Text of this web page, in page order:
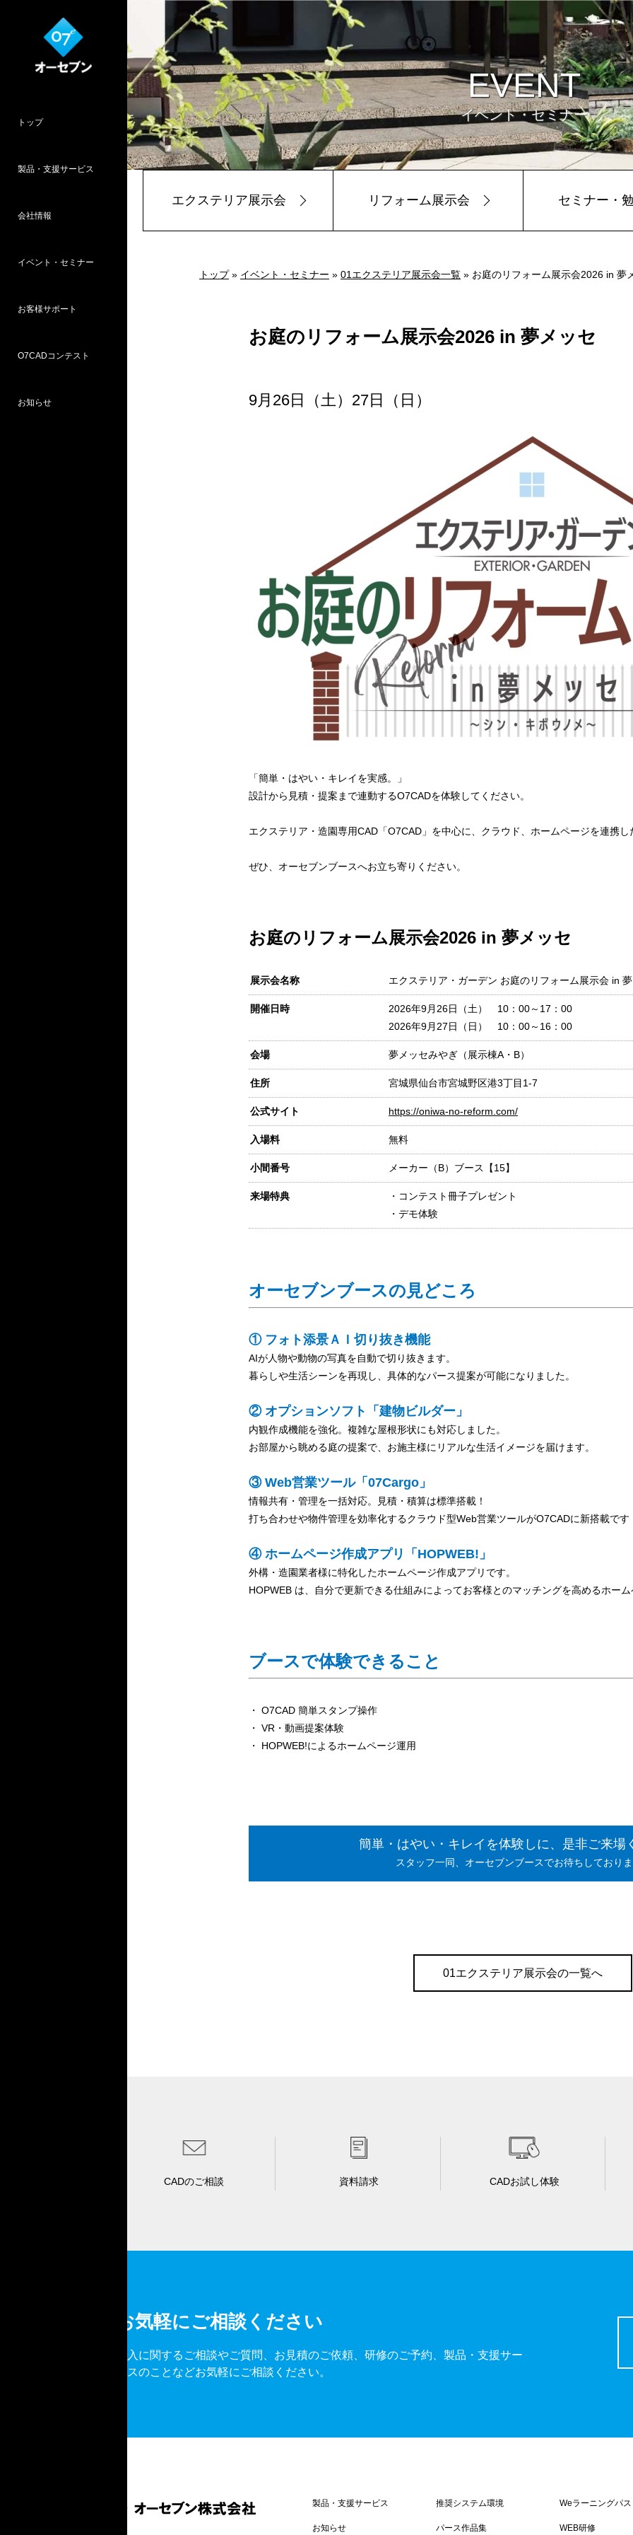
トップ
製品・支援サービス
会社情報
イベント・セミナー
お客様サポート
O7CADコンテスト
お知らせ
EVENT
イベント・セミナー
エクステリア展示会 リフォーム展示会 セミナー・
トップ» イベント・セミナー » 01エクステリア展示会一覧 » お庭のリフォーム展示会2026 in 夢
お庭のリフォーム展示会2026 in 夢メッセ
9月26日（土）27日（日）
「簡単・はやい・キレイを実感。」
設計から見積・提案まで連動するO7CADを体験してください。
エクステリア・造園専用CAD「O7CAD」を中心に、クラウド、ホームページを連携
ぜひ、オーセブンブースへお立ち寄りください。
お庭のリフォーム展示会2026 in 夢メッセ
展示会名称 エクステリア・ガーデン お庭のリフォーム展示会 in
開催日時
2026年9月26日（土） 10：00～17：00
2026年9月27日（日） 10：00～16：00
会場 夢メッセみやぎ（展示棟A・B）
住所 宮城県仙台市宮城野区港3丁目1-7
公式サイト https://oniwa-no-reform.com/
入場料 無料
小間番号 メーカー（B）ブース【15】
来場特典
・コンテスト冊子プレゼント
・デモ体験
オーセブンブースの見どころ
① フォト添景ＡＩ切り抜き機能
AIが人物や動物の写真を自動で切り抜きます。
暮らしや生活シーンを再現し、具体的なパース提案が可能になりました。
② オプションソフト「建物ビルダー」
内観作成機能を強化。複雑な屋根形状にも対応しました。
お部屋から眺める庭の提案で、お施主様にリアルな生活イメージを届けます。
③ Web営業ツール「07Cargo」
情報共有・管理を一括対応。見積・積算は標準搭載！
打ち合わせや物件管理を効率化するクラウド型Web営業ツールがO7CADに新搭載です
④ ホームページ作成アプリ「HOPWEB!」
外構・造園業者様に特化したホームページ作成アプリです。
HOPWEB は、自分で更新できる仕組みによってお客様とのマッチングを高めるホー
ブースで体験できること
・ O7CAD 簡単スタンプ操作
・ VR・動画提案体験
・ HOPWEB!によるホームページ運用
簡単・はやい・キレイを体験しに、是非ご来場
スタッフ一同、オーセブンブースでお待ちしており
01エクステリア展示会の一覧へ
CADのご相談 資料請求 CADお試し体験
お気軽にご相談ください
導入に関するご相談やご質問、お見積のご依頼、研修のご予約、製品・支援サー
ビスのことなどお気軽にご相談ください。
製品・支援サービス
お知らせ
推奨システム環境
パース作品集
Weラーニングパス
WEB研修